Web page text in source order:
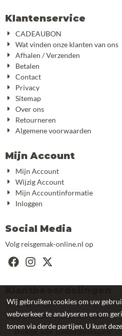
Klantenservice
CADEAUBON
Wat vinden onze klanten van ons
Afhalen / Verzenden
Betalen
Contact
Privacy
Sitemap
Over ons
Retourneren
Algemene voorwaarden
Mijn Account
Mijn Account
Wijzig Account
Mijn Accountinformatie
Inloggen
Social Media
Volg reisgemak-online.nl op
9.5/10 van 200+ beoordelingen
Bekijk alle beoordelingen
Wij gebruiken cookies om uw
webverkeer te analyseren en om
tonen via derde partijen. U kunt